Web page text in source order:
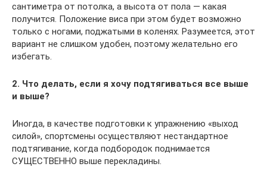
сантиметра от потолка, а высота от пола — какая
получится. Положение виса при этом будет возможно
только с ногами, поджатыми в коленях. Разумеется, этот
вариант не слишком удобен, поэтому желательно его
избегать.
2. Что делать, если я хочу подтягиваться все выше
и выше?
Иногда, в качестве подготовки к упражнению «выход
силой», спортсмены осуществляют нестандартное
подтягивание, когда подбородок поднимается
СУЩЕСТВЕННО выше перекладины.